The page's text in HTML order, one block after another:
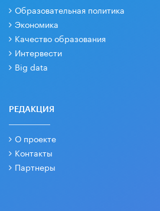
Образовательная политика
Экономика
Качество образования
Интервести
Big data
РЕДАКЦИЯ
О проекте
Контакты
Партнеры